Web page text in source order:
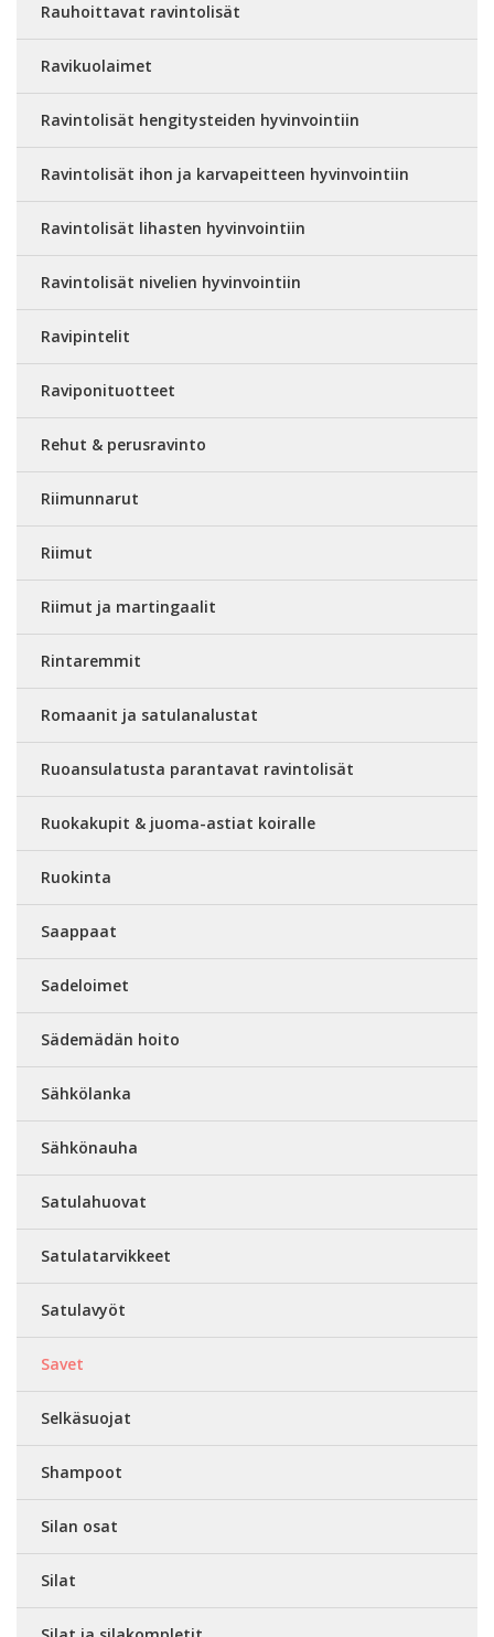
Rauhoittavat ravintolisät
Ravikuolaimet
Ravintolisät hengitysteiden hyvinvointiin
Ravintolisät ihon ja karvapeitteen hyvinvointiin
Ravintolisät lihasten hyvinvointiin
Ravintolisät nivelien hyvinvointiin
Ravipintelit
Raviponituotteet
Rehut & perusravinto
Riimunnarut
Riimut
Riimut ja martingaalit
Rintaremmit
Romaanit ja satulanalustat
Ruoansulatusta parantavat ravintolisät
Ruokakupit & juoma-astiat koiralle
Ruokinta
Saappaat
Sadeloimet
Sädemädän hoito
Sähkölanka
Sähkönauha
Satulahuovat
Satulatarvikkeet
Satulavyöt
Savet
Selkäsuojat
Shampoot
Silan osat
Silat